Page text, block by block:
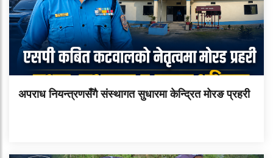
अपराध नियन्त्रणसँगै संस्थागत सुधारमा केन्द्रित मोरङ प्रहरी